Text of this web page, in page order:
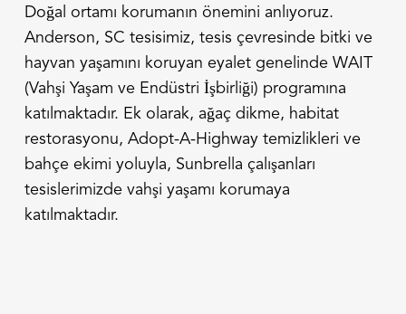
Doğal ortamı korumanın önemini anlıyoruz.
Anderson, SC tesisimiz, tesis çevresinde bitki ve
hayvan yaşamını koruyan eyalet genelinde WAIT
(Vahşi Yaşam ve Endüstri İşbirliği) programına
katılmaktadır. Ek olarak, ağaç dikme, habitat
restorasyonu, Adopt-A-Highway temizlikleri ve
bahçe ekimi yoluyla, Sunbrella çalışanları
tesislerimizde vahşi yaşamı korumaya
katılmaktadır.